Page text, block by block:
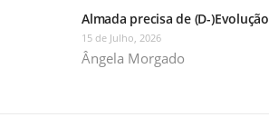
Almada precisa de (D-)Evolução
15 de Julho, 2026
Ângela Morgado